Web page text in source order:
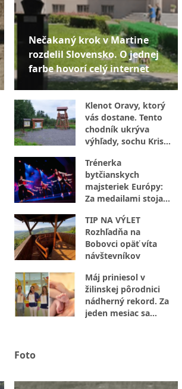
Nečakaný krok v Martine
rozdelil Slovensko. O jednej
farbe hovorí celý internet
Klenot Oravy, ktorý
vás dostane. Tento
chodník ukrýva
výhľady, sochu Krista
Trénerka
bytčianskych
majsteriek Európy:
Za medailami stoja
práce
TIP NA VÝLET
Rozhľadňa na
Bobovci opäť víta
návštevníkov
Máj priniesol v
žilinskej pôrodnici
nádherný rekord. Za
jeden mesiac sa
Foto